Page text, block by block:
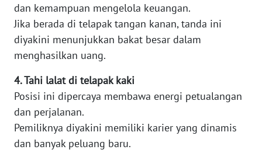
dan kemampuan mengelola keuangan.
Jika berada di telapak tangan kanan, tanda ini
diyakini menunjukkan bakat besar dalam
menghasilkan uang.
4. Tahi lalat di telapak kaki
Posisi ini dipercaya membawa energi petualangan
dan perjalanan.
Pemiliknya diyakini memiliki karier yang dinamis
dan banyak peluang baru.
WN
KEPRI
PAPUA
WN
PAPUA
BARAT